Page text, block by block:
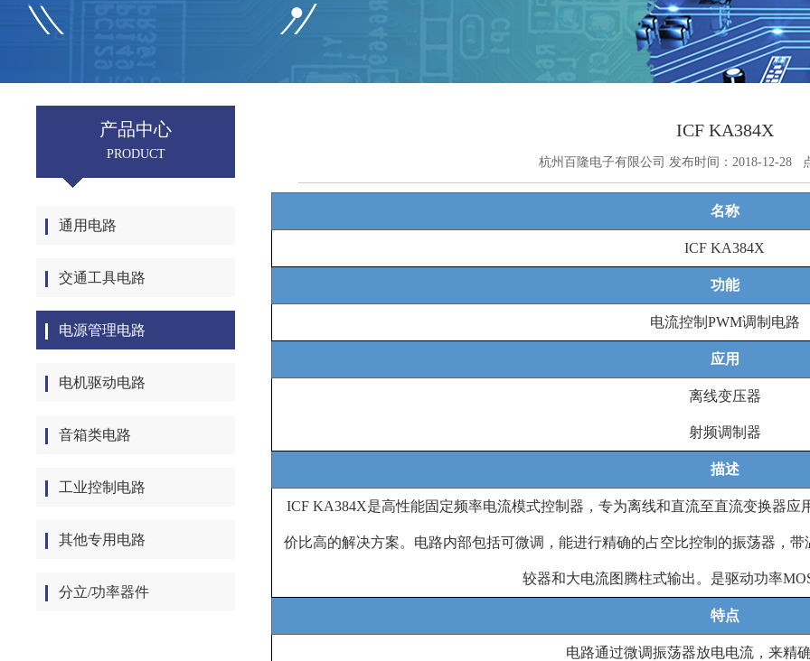
产品中心
PRODUCT
通用电路
交通工具电路
电源管理电路
电机驱动电路
音箱类电路
工业控制电路
其他专用电路
分立/功率器件
ICF KA384X
杭州百隆电子有限公司 发布时间：2018-12-28
名称
ICF KA384X
功能
电流控制 PWM调制电路
应用
离线变压器
射频调制器
描述
ICF KA384X是高性能固定频率电流模式控制器，专为离线和直流至直流变换器
价比高的解决方案。电路内部包括可微调，能进行精确的占空比控制的振荡器，
较器和大电流图腾柱式输出。是驱动功率
特点
电路通过微调振荡器放电电流，来精